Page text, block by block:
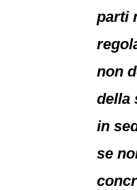
parti
non
della
in
se